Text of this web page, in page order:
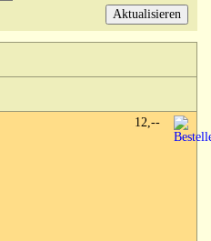
12,--